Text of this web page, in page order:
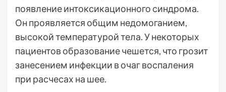
появление интоксикационного синдрома.
Он проявляется общим недомоганием,
высокой температурой тела. У некоторых
пациентов образование чешется, что грозит
занесением инфекции в очаг воспаления
при расчесах на шее.